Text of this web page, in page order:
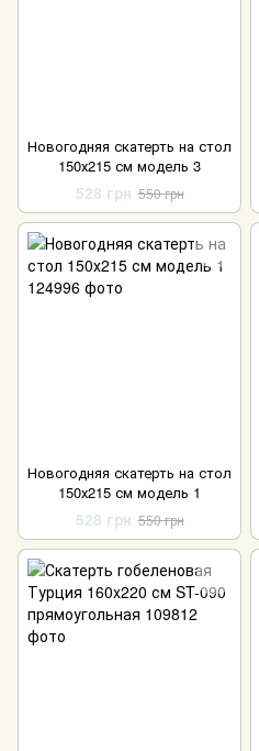
Новогодняя скатерть на стол
150х215 см модель 3
528 грн 550 грн
Новогодняя скатерть на стол
150х215 см модель 1
528 грн 550 грн